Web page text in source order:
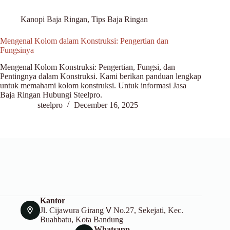
Kanopi Baja Ringan, Tips Baja Ringan
Mengenal Kolom dalam Konstruksi: Pengertian dan
Fungsinya
Mengenal Kolom Konstruksi: Pengertian, Fungsi, dan
Pentingnya dalam Konstruksi. Kami berikan panduan lengkap
untuk memahami kolom konstruksi. Untuk informasi Jasa
Baja Ringan Hubungi Steelpro.
steelpro
December 16, 2025
Kantor
Jl. Cijawura Girang Ⅴ No.27, Sekejati, Kec.
Buahbatu, Kota Bandung